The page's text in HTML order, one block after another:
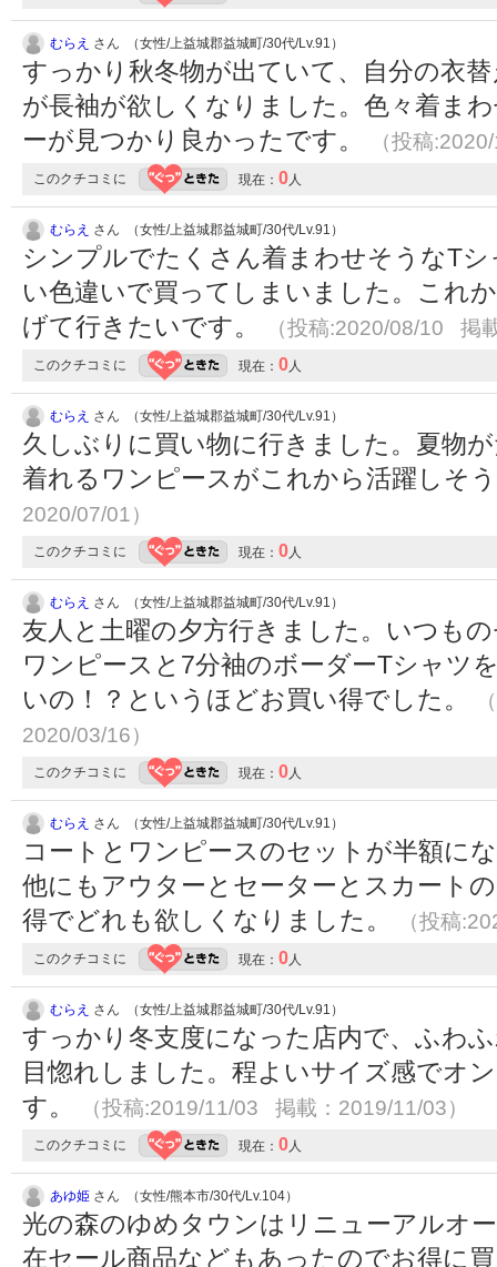
むらえ さん （女性/上益城郡益城町/30代/Lv.91）
すっかり秋冬物が出ていて、自分の衣
が長袖が欲しくなりました。色々着ま
ーが見つかり良かったです。
（投稿
このクチコミに 現在： 0人
むらえ さん （女性/上益城郡益城町/30代/Lv.91）
シンプルでたくさん着まわせそうなT
い色違いで買ってしまいました。これ
げて行きたいです。
（投稿:2020/08/10 掲
このクチコミに 現在： 0人
むらえ さん （女性/上益城郡益城町/30代/Lv.91）
久しぶりに買い物に行きました。夏物
着れるワンピースがこれから活躍しそ
2020/07/01）
このクチコミに 現在： 0人
むらえ さん （女性/上益城郡益城町/30代/Lv.91）
友人と土曜の夕方行きました。いつも
ワンピースと7分袖のボーダーTシャツ
いの！？というほどお買い得でした。
2020/03/16）
このクチコミに 現在： 0人
むらえ さん （女性/上益城郡益城町/30代/Lv.91）
コートとワンピースのセットが半額に
他にもアウターとセーターとスカート
得でどれも欲しくなりました。
（投稿
このクチコミに 現在： 0人
むらえ さん （女性/上益城郡益城町/30代/Lv.91）
すっかり冬支度になった店内で、ふわ
目惚れしました。程よいサイズ感でオ
す。
（投稿:2019/11/03 掲載：2019/11/03）
このクチコミに 現在： 0人
あゆ姫 さん （女性/熊本市/30代/Lv.104）
光の森のゆめタウンはリニューアルオ
在セール商品などもあったのでお得に